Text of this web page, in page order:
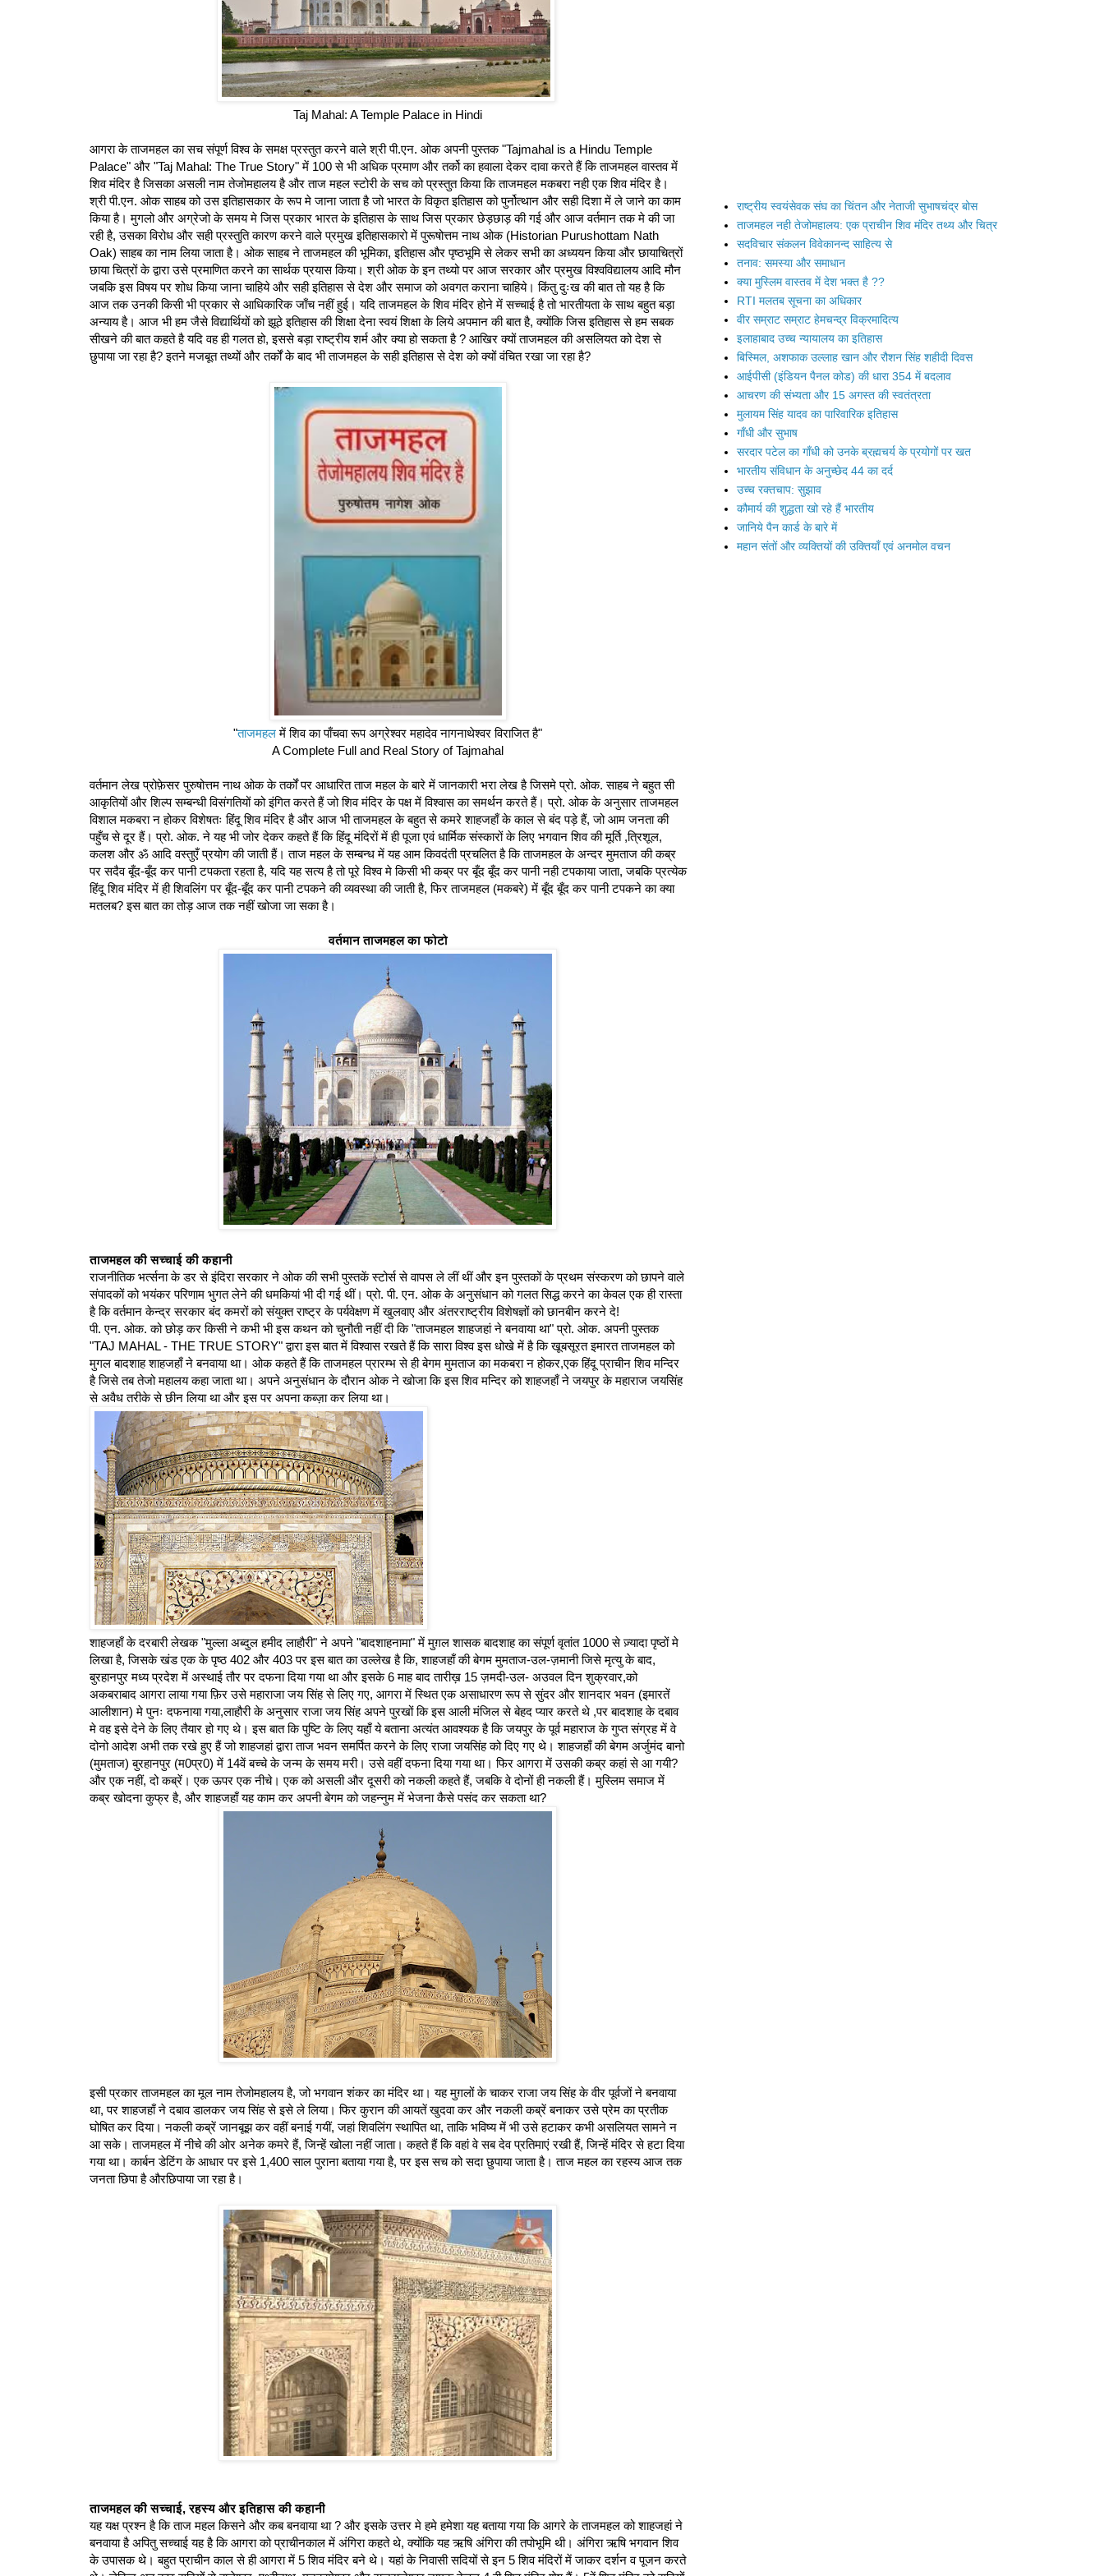
Taj Mahal: A Temple Palace in Hindi
आगरा के ताजमहल का सच संपूर्ण विश्व के समक्ष प्रस्तुत करने वाले श्री पी.एन. ओक अपनी पुस्तक "Tajmahal is a Hindu Temple
Palace" और "Taj Mahal: The True Story" में 100 से भी अधिक प्रमाण और तर्को का हवाला देकर दावा करते हैं कि ताजमहल वास्तव में
शिव मंदिर है जिसका असली नाम तेजोमहालय है और ताज महल स्टोरी के सच को प्रस्तुत किया कि ताजमहल मकबरा नही एक शिव मंदिर है।
श्री पी.एन. ओक साहब को उस इतिहासकार के रूप मे जाना जाता है जो भारत के विकृत इतिहास को पुर्नोत्थान और सही दिशा में ले जाने का काम
किया है। मुगलो और अग्रेजो के समय मे जिस प्रकार भारत के इतिहास के साथ जिस प्रकार छेड़छाड़ की गई और आज वर्तमान तक मे की जा
रही है, उसका विरोध और सही प्रस्तुति कारण करने वाले प्रमुख इतिहासकारो में पुरूषोत्तम नाथ ओक (Historian Purushottam Nath
Oak) साहब का नाम लिया जाता है। ओक साहब ने ताजमहल की भूमिका, इतिहास और पृष्ठभूमि से लेकर सभी का अध्ययन किया और छायाचित्रों
छाया चित्रों के द्वारा उसे प्रमाणित करने का सार्थक प्रयास किया। श्री ओक के इन तथ्यो पर आज सरकार और प्रमुख विश्वविद्यालय आदि मौन
जबकि इस विषय पर शोध किया जाना चाहिये और सही इतिहास से देश और समाज को अवगत कराना चाहिये। किंतु दुःख की बात तो यह है कि
आज तक उनकी किसी भी प्रकार से आधिकारिक जाँच नहीं हुई। यदि ताजमहल के शिव मंदिर होने में सच्चाई है तो भारतीयता के साथ बहुत बड़ा
अन्याय है। आज भी हम जैसे विद्यार्थियों को झूठे इतिहास की शिक्षा देना स्वयं शिक्षा के लिये अपमान की बात है, क्योंकि जिस इतिहास से हम सबक
सीखने की बात कहते है यदि वह ही गलत हो, इससे बड़ा राष्ट्रीय शर्म और क्‍या हो सकता है ? आखिर क्यों ताजमहल की असलियत को देश से
छुपाया जा रहा है? इतने मजबूत तथ्यों और तर्कों के बाद भी ताजमहल के सही इतिहास से देश को क्यों वंचित रखा जा रहा है?
"ताजमहलमें शिव का पाँचवा रूप अग्रेश्वर महादेव नागनाथेश्वर विराजित है"
A Complete Full and Real Story of Tajmahal
वर्तमान लेख प्रोफ़ेसर पुरुषोत्तम नाथ ओक के तर्कों पर आधारित ताज महल के बारे में जानकारी भरा लेख है जिसमे प्रो. ओक. साहब ने बहुत सी
आकृतियों और शिल्प सम्बन्धी विसंगतियों को इंगित करते हैं जो शिव मंदिर के पक्ष में विश्वास का समर्थन करते हैं। प्रो. ओक के अनुसार ताजमहल
विशाल मकबरा न होकर विशेषतः हिंदू शिव मंदिर है और आज भी ताजमहल के बहुत से कमरे शाहजहाँ के काल से बंद पड़े हैं, जो आम जनता की
पहुँच से दूर हैं। प्रो. ओक. ने यह भी जोर देकर कहते हैं कि हिंदू मंदिरों में ही पूजा एवं धार्मिक संस्कारों के लिए भगवान शिव की मूर्ति ,त्रिशूल,
कलश और ॐ आदि वस्तुएँ प्रयोग की जाती हैं। ताज महल के सम्बन्ध में यह आम किवदंती प्रचलित है कि ताजमहल के अन्दर मुमताज की कब्र
पर सदैव बूँद-बूँद कर पानी टपकता रहता है, यदि यह सत्य है तो पूरे विश्व मे किसी भी कब्र पर बूँद बूँद कर पानी नही टपकाया जाता, जबकि प्रत्येक
हिंदू शिव मंदिर में ही शिवलिंग पर बूँद-बूँद कर पानी टपकने की व्यवस्था की जाती है, फिर ताजमहल (मकबरे) में बूँद बूँद कर पानी टपकने का क्या
मतलब? इस बात का तोड़ आज तक नहीं खोजा जा सका है।
वर्तमान ताजमहल का फोटो
ताजमहल की सच्चाई की कहानी
राजनीतिक भर्त्सना के डर से इंदिरा सरकार ने ओक की सभी पुस्तकें स्टोर्स से वापस ले लीं थीं और इन पुस्तकों के प्रथम संस्करण को छापने वाले
संपादकों को भयंकर परिणाम भुगत लेने की धमकियां भी दी गई थीं। प्रो. पी. एन. ओक के अनुसंधान को गलत सिद्ध करने का केवल एक ही रास्ता
है कि वर्तमान केन्द्र सरकार बंद कमरों को संयुक्त राष्ट्र के पर्यवेक्षण में खुलवाए और अंतरराष्ट्रीय विशेषज्ञों को छानबीन करने दे!
पी. एन. ओक. को छोड़ कर किसी ने कभी भी इस कथन को चुनौती नहीं दी कि "ताजमहल शाहजहां ने बनवाया था" प्रो. ओक. अपनी पुस्तक
"TAJ MAHAL - THE TRUE STORY" द्वारा इस बात में विश्वास रखते हैं कि सारा विश्व इस धोखे में है कि खूबसूरत इमारत ताजमहल को
मुगल बादशाह शाहजहाँ ने बनवाया था। ओक कहते हैं कि ताजमहल प्रारम्भ से ही बेगम मुमताज का मकबरा न होकर,एक हिंदू प्राचीन शिव मन्दिर
है जिसे तब तेजो महालय कहा जाता था। अपने अनुसंधान के दौरान ओक ने खोजा कि इस शिव मन्दिर को शाहजहाँ ने जयपुर के महाराज जयसिंह
से अवैध तरीके से छीन लिया था और इस पर अपना कब्ज़ा कर लिया था।
शाहजहाँ के दरबारी लेखक "मुल्ला अब्दुल हमीद लाहौरी" ने अपने "बादशाहनामा" में मुग़ल शासक बादशाह का संपूर्ण वृतांत 1000 से ज़्यादा पृष्ठों मे
लिखा है, जिसके खंड एक के पृष्ठ 402 और 403 पर इस बात का उल्लेख है कि, शाहजहाँ की बेगम मुमताज-उल-ज़मानी जिसे मृत्यु के बाद,
बुरहानपुर मध्य प्रदेश में अस्थाई तौर पर दफना दिया गया था और इसके 6 माह बाद तारीख़ 15 ज़मदी-उल- अउवल दिन शुक्रवार,को
अकबराबाद आगरा लाया गया फ़िर उसे महाराजा जय सिंह से लिए गए, आगरा में स्थित एक असाधारण रूप से सुंदर और शानदार भवन (इमारतें
आलीशान) मे पुनः दफनाया गया,लाहौरी के अनुसार राजा जय सिंह अपने पुरखों कि इस आली मंजिल से बेहद प्यार करते थे ,पर बादशाह के दबाव
मे वह इसे देने के लिए तैयार हो गए थे। इस बात कि पुष्टि के लिए यहाँ ये बताना अत्यंत आवश्यक है कि जयपुर के पूर्व महाराज के गुप्त संग्रह में वे
दोनो आदेश अभी तक रखे हुए हैं जो शाहजहां द्वारा ताज भवन समर्पित करने के लिए राजा जयसिंह को दिए गए थे। शाहजहाँ की बेगम अर्जुमंद बानो
(मुमताज) बुरहानपुर (म0प्र0) में 14वें बच्चे के जन्म के समय मरी। उसे वहीं दफना दिया गया था। फिर आगरा में उसकी कब्र कहां से आ गयी?
और एक नहीं, दो कब्रें। एक ऊपर एक नीचे। एक को असली और दूसरी को नकली कहते हैं, जबकि वे दोनों ही नकली हैं। मुस्लिम समाज में
कब्र खोदना कुफ्र है, और शाहजहाँ यह काम कर अपनी बेगम को जहन्नुम में भेजना कैसे पसंद कर सकता था?
इसी प्रकार ताजमहल का मूल नाम तेजोमहालय है, जो भगवान शंकर का मंदिर था। यह मुग़लों के चाकर राजा जय सिंह के वीर पूर्वजों ने बनवाया
था, पर शाहजहाँ ने दबाव डालकर जय सिंह से इसे ले लिया। फिर कुरान की आयतें खुदवा कर और नकली कब्रें बनाकर उसे प्रेम का प्रतीक
घोषित कर दिया। नकली कब्रें जानबूझ कर वहीं बनाई गयीं, जहां शिवलिंग स्थापित था, ताकि भविष्य में भी उसे हटाकर कभी असलियत सामने न
आ सके। ताजमहल में नीचे की ओर अनेक कमरे हैं, जिन्हें खोला नहीं जाता। कहते हैं कि वहां वे सब देव प्रतिमाएं रखी हैं, जिन्हें मंदिर से हटा दिया
गया था। कार्बन डेटिंग के आधार पर इसे 1,400 साल पुराना बताया गया है, पर इस सच को सदा छुपाया जाता है। ताज महल का रहस्य आज तक
जनता छिपा है औरछिपाया जा रहा है।
ताजमहल की सच्चाई, रहस्य और इतिहास की कहानी
यह यक्ष प्रश्न है कि ताज महल किसने और कब बनवाया था ? और इसके उत्तर मे हमे हमेशा यह बताया गया कि आगरे के ताजमहल को शाहजहां ने
बनवाया है अपितु सच्चाई यह है कि आगरा को प्राचीनकाल में अंगिरा कहते थे, क्योंकि यह ऋषि अंगिरा की तपोभूमि थी। अंगिरा ऋषि भगवान शिव
के उपासक थे। बहुत प्राचीन काल से ही आगरा में 5 शिव मंदिर बने थे। यहां के निवासी सदियों से इन 5 शिव मंदिरों में जाकर दर्शन व पूजन करते
राष्ट्रीय स्वयंसेवक संघ का चिंतन और नेताजी सुभाषचंद्र बोस
ताजमहल नही तेजोमहालय: एक प्राचीन शिव मंदिर तथ्य और चित्र
सदविचार संकलन विवेकानन्द साहित्य से
तनाव: समस्या और समाधान
क्या मुस्लिम वास्तव में देश भक्त है ??
RTI मलतब सूचना का अधिकार
वीर सम्राट सम्राट हेमचन्द्र विक्रमादित्य
इलाहाबाद उच्च न्यायालय का इतिहास
बिस्मिल, अशफाक उल्लाह खान और रौशन सिंह शहीदी दिवस
आईपीसी (इंडियन पैनल कोड) की धारा 354 में बदलाव
आचरण की संभ्यता और 15 अगस्त की स्वतंत्रता
मुलायम सिंह यादव का पारिवारिक इतिहास
गाँधी और सुभाष
सरदार पटेल का गाँधी को उनके ब्रह्मचर्य के प्रयोगों पर खत
भारतीय संविधान के अनुच्छेद 44 का दर्द
उच्च रक्तचाप: सुझाव
कौमार्य की शुद्धता खो रहे हैं भारतीय
जानिये पैन कार्ड के बारे में
महान संतों और व्यक्तियों की उक्तियाँ एवं अनमोल वचन